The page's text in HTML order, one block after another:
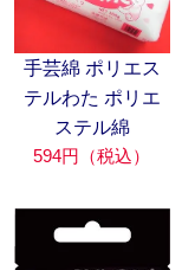
手芸綿 ポリエス
テルわた ポリエ
ステル綿
594円（税込）